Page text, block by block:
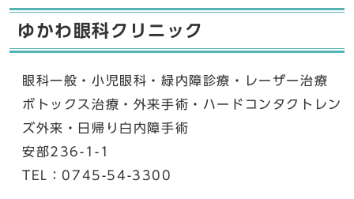
ゆかわ眼科クリニック
眼科一般・小児眼科・緑内障診療・レーザー治療
ボトックス治療・外来手術・ハードコンタクトレン
ズ外来・日帰り白内障手術
安部236-1-1
TEL：0745-54-3300